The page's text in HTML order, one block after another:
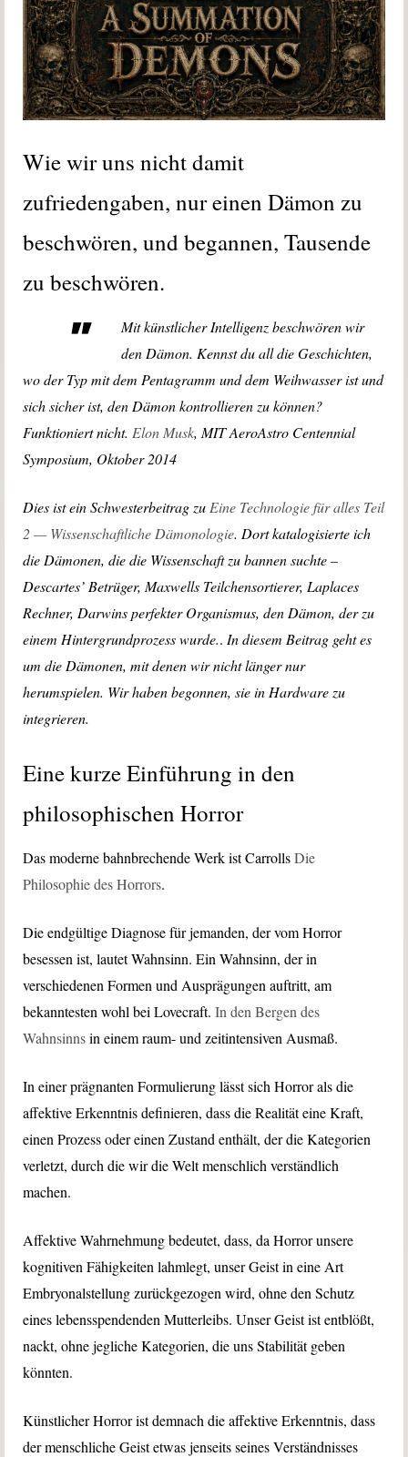
Wie wir uns nicht damit
zufriedengaben, nur einen Dämon zu
beschwören, und begannen, Tausende
zu beschwören.
Mit künstlicher Intelligenz beschwören wir
den Dämon. Kennst du all die Geschichten,
wo der Typ mit dem Pentagramm und dem Weihwasser ist und
sich sicher ist, den Dämon kontrollieren zu können?
Funktioniert nicht. Elon Musk, MIT AeroAstro Centennial
Symposium, Oktober 2014
Dies ist ein Schwesterbeitrag zu Eine Technologie für alles Teil
2 — Wissenschaftliche Dämonologie. Dort katalogisierte ich
die Dämonen, die die Wissenschaft zu bannen suchte –
Descartes’ Betrüger, Maxwells Teilchensortierer, Laplaces
Rechner, Darwins perfekter Organismus, den Dämon, der zu
einem Hintergrundprozess wurde.. In diesem Beitrag geht es
um die Dämonen, mit denen wir nicht länger nur
herumspielen. Wir haben begonnen, sie in Hardware zu
integrieren.
Eine kurze Einführung in den
philosophischen Horror
Das moderne bahnbrechende Werk ist CarrollsDie
Philosophie des Horrors.
Die endgültige Diagnose für jemanden, der vom Horror
besessen ist, lautet Wahnsinn. Ein Wahnsinn, der in
verschiedenen Formen und Ausprägungen auftritt, am
bekanntesten wohl bei Lovecraft.In den Bergen des
Wahnsinnsin einem raum- und zeitintensiven Ausmaß.
In einer prägnanten Formulierung lässt sich Horror als die
affektive Erkenntnis definieren, dass die Realität eine Kraft,
einen Prozess oder einen Zustand enthält, der die Kategorien
verletzt, durch die wir die Welt menschlich verständlich
machen.
Affektive Wahrnehmung bedeutet, dass, da Horror unsere
kognitiven Fähigkeiten lahmlegt, unser Geist in eine Art
Embryonalstellung zurückgezogen wird, ohne den Schutz
eines lebensspendenden Mutterleibs. Unser Geist ist entblößt,
nackt, ohne jegliche Kategorien, die uns Stabilität geben
könnten.
Künstlicher Horror ist demnach die affektive Erkenntnis, dass
der menschliche Geist etwas jenseits seines Verständnisses